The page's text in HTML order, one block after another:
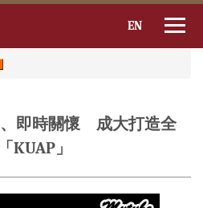
EN
即時關懷 成大打造全
KUAP」